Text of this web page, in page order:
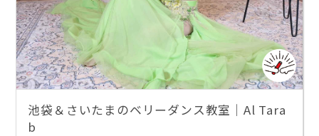
池袋＆さいたまのベリーダンス教室｜Al Tara
b